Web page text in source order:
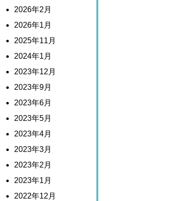
2026年2月
2026年1月
2025年11月
2024年1月
2023年12月
2023年9月
2023年6月
2023年5月
2023年4月
2023年3月
2023年2月
2023年1月
2022年12月